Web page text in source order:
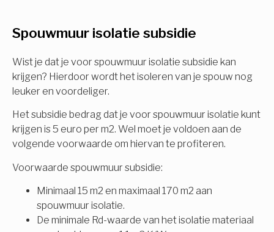
Spouwmuur isolatie subsidie
Wist je dat je voor spouwmuur isolatie subsidie kan
krijgen? Hierdoor wordt het isoleren van je spouw nog
leuker en voordeliger.
Het subsidie bedrag dat je voor spouwmuur isolatie kunt
krijgen is 5 euro per m2. Wel moet je voldoen aan de
volgende voorwaarde om hiervan te profiteren.
Voorwaarde spouwmuur subsidie:
Minimaal 15 m2 en maximaal 170 m2 aan
spouwmuur isolatie.
De minimale Rd-waarde van het isolatie materiaal
Isolatiemaatregel
Spouwisolatie
Vloerisolatie
Dakisolatie
Gevelisolatie
Vorige
subsidie!
Vul uw gegevens in en ontvang nu direct uw
berekening per mail.
Voornaam
Achternaam